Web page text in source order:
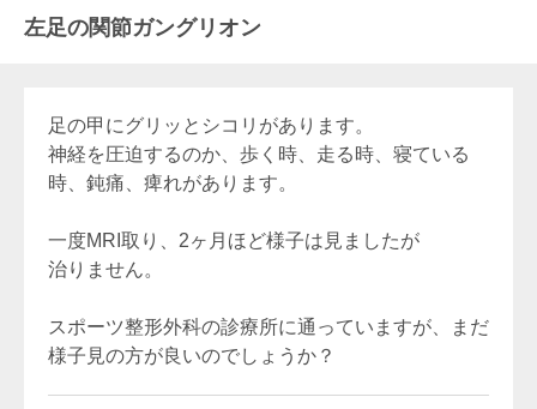
左足の関節ガングリオン
足の甲にグリッとシコリがあります。
神経を圧迫するのか、歩く時、走る時、寝ている
時、鈍痛、痺れがあります。
一度MRI取り、2ヶ月ほど様子は見ましたが
治りません。
スポーツ整形外科の診療所に通っていますが、まだ
様子見の方が良いのでしょうか？